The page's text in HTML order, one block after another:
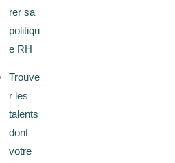
rer sa
politiqu
e RH
Trouve
r les
talents
dont
votre